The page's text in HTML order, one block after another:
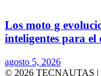
Los moto g
inteligentes para el
agosto 5, 2026
© 2026 TECNAUTAS |